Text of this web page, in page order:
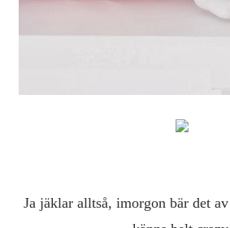
Ja jäklar alltså, imorgon bär det